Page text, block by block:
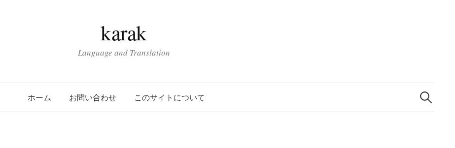
karak
Language and Translation
ホーム お問い合わせ このサイトについて
検
索: